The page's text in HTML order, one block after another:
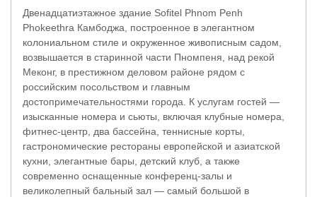
Двенадцатиэтажное здание Sofitel Phnom Penh
Phokeethra Камбоджа, построенное в элегантном
колониальном стиле и окруженное живописным садом,
возвышается в старинной части Пномпеня, над рекой
Меконг, в престижном деловом районе рядом с
российским посольством и главным
достопримечательностями города. К услугам гостей —
изысканные номера и сьюты, включая клубные номера,
фитнес-центр, два бассейна, теннисные корты,
гастрономические рестораны европейской и азиатской
кухни, элегантные бары, детский клуб, а также
современно оснащенные конференц-залы и
великолепный бальный зал — самый большой в